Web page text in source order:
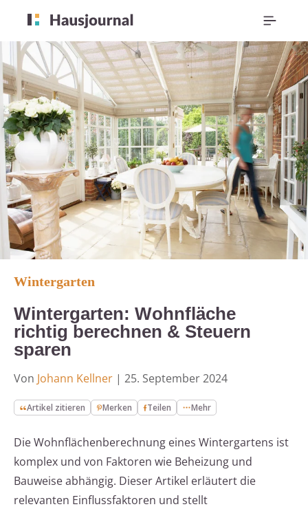
Wintergarten
Wintergarten: Wohnfläche
richtig berechnen & Steuern
sparen
Von Johann Kellner | 25. September 2024
Artikel zitieren Merken Teilen Mehr
Die Wohnflächenberechnung eines Wintergartens ist
komplex und von Faktoren wie Beheizung und
Bauweise abhängig. Dieser Artikel erläutert die
relevanten Einflussfaktoren und stellt